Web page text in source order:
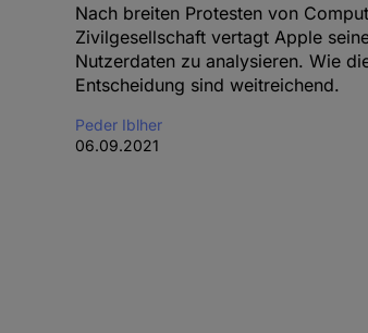
Nach breiten Protesten von
Zivilgesellschaft vertagt Apple
Nutzerdaten zu analysieren. Wie
Entscheidung sind weitreichend.
Peder Iblher
06.09.2021